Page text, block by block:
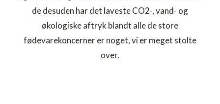
de desuden har det laveste CO2-, vand- og
økologiske aftryk blandt alle de store
fødevarekoncerner er noget, vi er meget stolte
over.